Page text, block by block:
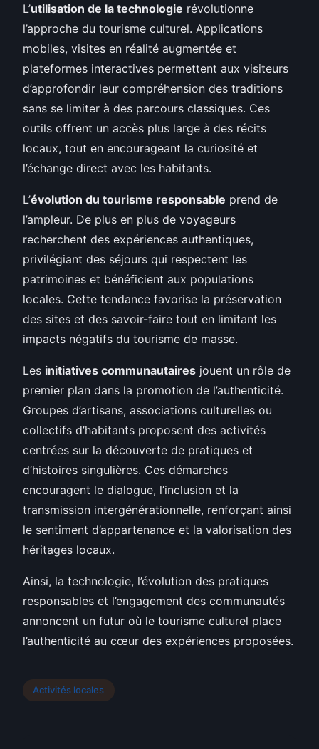
L’utilisation de la technologie révolutionne
l’approche du tourisme culturel. Applications
mobiles, visites en réalité augmentée et
plateformes interactives permettent aux visiteurs
d’approfondir leur compréhension des traditions
sans se limiter à des parcours classiques. Ces
outils offrent un accès plus large à des récits
locaux, tout en encourageant la curiosité et
l’échange direct avec les habitants.
L’évolution du tourisme responsable prend de
l’ampleur. De plus en plus de voyageurs
recherchent des expériences authentiques,
privilégiant des séjours qui respectent les
patrimoines et bénéficient aux populations
locales. Cette tendance favorise la préservation
des sites et des savoir-faire tout en limitant les
impacts négatifs du tourisme de masse.
Les initiatives communautaires jouent un rôle de
premier plan dans la promotion de l’authenticité.
Groupes d’artisans, associations culturelles ou
collectifs d’habitants proposent des activités
centrées sur la découverte de pratiques et
d’histoires singulières. Ces démarches
encouragent le dialogue, l’inclusion et la
transmission intergénérationnelle, renforçant ainsi
le sentiment d’appartenance et la valorisation des
héritages locaux.
Ainsi, la technologie, l’évolution des pratiques
responsables et l’engagement des communautés
annoncent un futur où le tourisme culturel place
l’authenticité au cœur des expériences proposées.
Activités locales